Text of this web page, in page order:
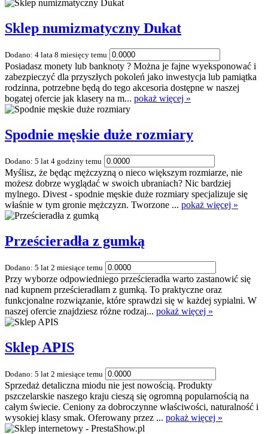
Sklep numizmatyczny Dukat
Dodano: 4 lata 8 miesięcy temu
Posiadasz monety lub banknoty ? Można je fajne wyeksponować i
zabezpieczyć dla przyszłych pokoleń jako inwestycja lub pamiątka
rodzinna, potrzebne będą do tego akcesoria dostępne w naszej
bogatej ofercie jak klasery na m... pokaż więcej »
Spodnie męskie duże rozmiary
Dodano: 5 lat 4 godziny temu
Myślisz, że będąc mężczyzną o nieco większym rozmiarze, nie
możesz dobrze wyglądać w swoich ubraniach? Nic bardziej
mylnego. Divest - spodnie męskie duże rozmiary specjalizuje się
właśnie w tym gronie mężczyzn. Tworzone ... pokaż więcej »
Prześcieradła z gumką
Dodano: 5 lat 2 miesiące temu
Przy wyborze odpowiedniego prześcieradła warto zastanowić się
nad kupnem prześcieradłam z gumką. To praktyczne oraz
funkcjonalne rozwiązanie, które sprawdzi się w każdej sypialni. W
naszej ofercie znajdziesz różne rodzaj... pokaż więcej »
Sklep APIS
Dodano: 5 lat 2 miesiące temu
Sprzedaż detaliczna miodu nie jest nowością. Produkty
pszczelarskie naszego kraju cieszą się ogromną popularnością na
całym świecie. Ceniony za dobroczynne właściwości, naturalność i
wysokiej klasy smak. Oferowany przez ... pokaż więcej »